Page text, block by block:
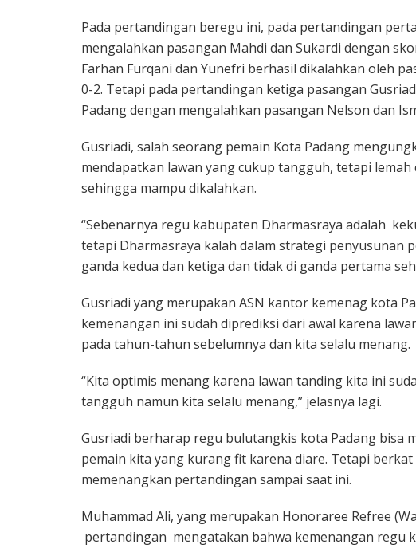
Pada pertandingan beregu ini, pada pertandingan
mengalahkan pasangan Mahdi dan Sukardi dengan
Farhan Furqani dan Yunefri berhasil dikalahkan oleh
0-2. Tetapi pada pertandingan ketiga pasangan
Padang dengan mengalahkan pasangan Nelson dan
Gusriadi, salah seorang pemain Kota Padang
mendapatkan lawan yang cukup tangguh, tetapi
sehingga mampu dikalahkan.
“Sebenarnya regu kabupaten Dharmasraya adalah
tetapi Dharmasraya kalah dalam strategi penyusunan
ganda kedua dan ketiga dan tidak di ganda pertama
Gusriadi yang merupakan ASN kantor kemenag kota
kemenangan ini sudah diprediksi dari awal karena
pada tahun-tahun sebelumnya dan kita selalu menang.
“Kita optimis menang karena lawan tanding kita ini
tangguh namun kita selalu menang,” jelasnya lagi.
Gusriadi berharap regu bulutangkis kota Padang bisa
pemain kita yang kurang fit karena diare. Tetapi
memenangkan pertandingan sampai saat ini.
Muhammad Ali, yang merupakan Honoraree Refree
pertandingan mengatakan bahwa kemenangan regu